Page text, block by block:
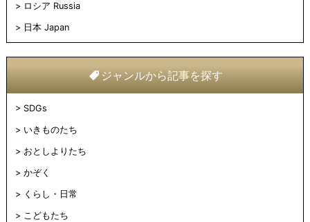
ロシア Russia
日本 Japan
ジャンルから記事を探す
SDGs
いきものたち
おとしよりたち
かぞく
くらし・日常
こどもたち